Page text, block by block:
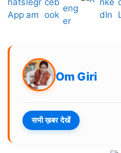
Om Giri
सभी ख़बर देखें